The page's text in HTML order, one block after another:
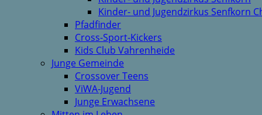
Kinder- und Jugendzirkus Senfkorn
Pfadfinder
Cross-Sport-Kickers
Kids Club Vahrenheide
Junge Gemeinde
Crossover Teens
ViWA-Jugend
Junge Erwachsene